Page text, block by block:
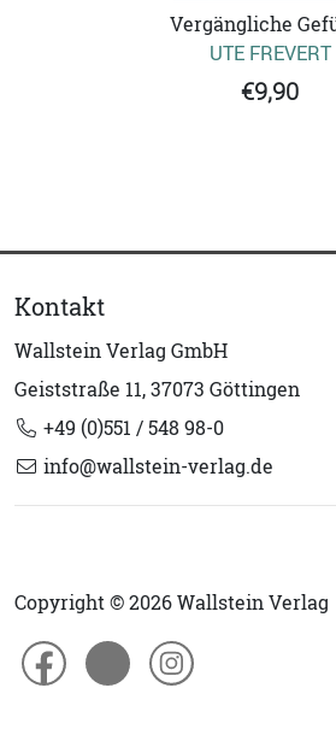
Vergängliche
UTE FREVERT
€9,90
Kontakt
Wallstein Verlag GmbH
Geiststraße 11, 37073 Göttingen
+49 (0)551 / 548 98-0
info@wallstein-verlag.de
Copyright © 2026 Wallstein Verlag